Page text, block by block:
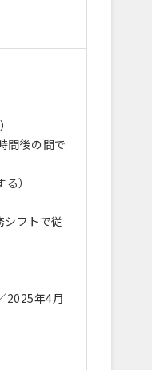
間後の間で
）
シフトで従
2025年4月